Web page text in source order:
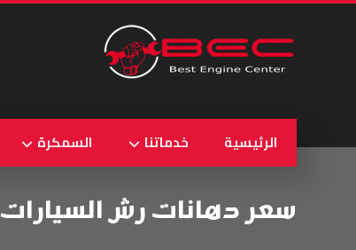
الرئيسية خدماتنا السمكرة
سعر دهانات رش السيارات